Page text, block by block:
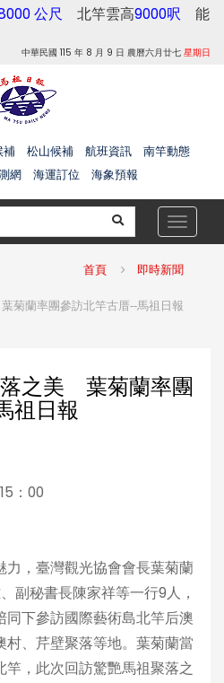
公尺 北竿雲高9000呎 能
中華民國 115 年 8 月 9 日 農曆六月廿七 星期日
補 松山候補 航班資訊
南竿動態
網 海運訂位 海象預報
Toggle
首頁 即時新聞
菊蘭率團參訪北竿古厝--馬祖日報
之美 葉菊蘭率團
祖日報
：00
，臺灣觀光協會會長葉菊蘭
副秘書長陳家祥等一行9人，
下參訪國際藝術島北竿后澳
村、芹壁聚落等地。葉菊蘭當
竿，此次回訪驚艷馬祖聚落之